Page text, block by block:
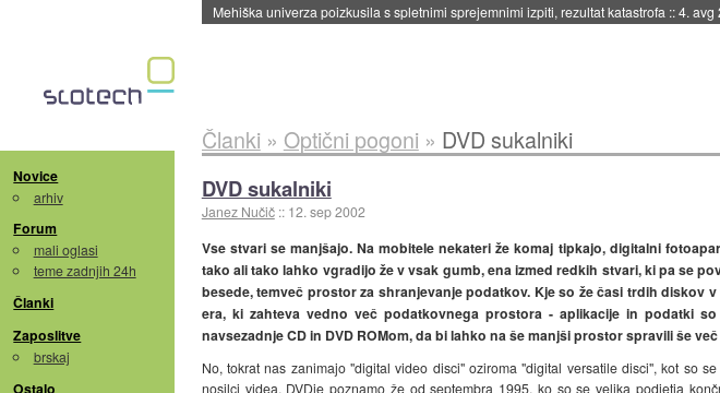
Mehiška univerza poizkusila s spletnimi sprejemnimi izpiti, rezultat katastrofa ::4. avg
Novice
arhiv
Forum
mali oglasi
teme zadnjih 24h
Članki
Zaposlitve
brskaj
Ostalo
Članki » Optični pogoni » DVD sukalniki
DVD sukalniki
Janez Nučič :: 12. sep 2002
Vse stvari se manjšajo. Na mobitele nekateri že komaj tipkajo, digitalni
tako ali tako lahko vgradijo že v vsak gumb, ena izmed redkih stvari, ki pa se
besede, temveč prostor za shranjevanje podatkov. Kje so že časi trdih
era, ki zahteva vedno več podatkovnega prostora - aplikacije in podatki
navsezadnje CD in DVD ROMom, da bi lahko na še manjši prostor spravili še
No, tokrat nas zanimajo "digital video disci" oziroma "digital versatile disci", kot so
nosilci videa. DVDje poznamo že od septembra 1995, ko so se velika podjetja